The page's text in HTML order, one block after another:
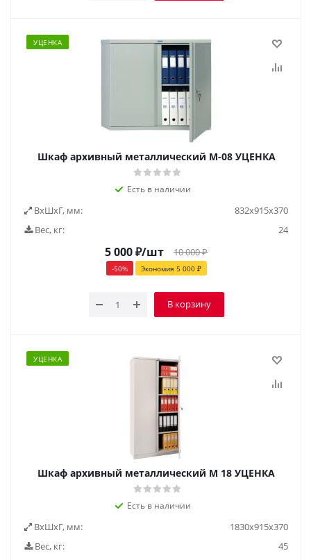
УЦЕНКА
Шкаф архивный металлический М-08 УЦЕНКА
Есть в наличии
ВxШxГ, мм:
832х915х370
Вес, кг:
24
5 000₽/шт 10 000₽
-50% Экономия 5 000₽
В корзину
УЦЕНКА
Шкаф архивный металлический М 18 УЦЕНКА
Есть в наличии
ВxШxГ, мм:
1830х915х370
Вес, кг:
45